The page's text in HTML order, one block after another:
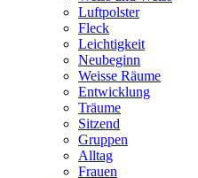
Luftpolster
Fleck
Leichtigkeit
Neubeginn
Weisse Räume
Entwicklung
Träume
Sitzend
Gruppen
Alltag
Frauen